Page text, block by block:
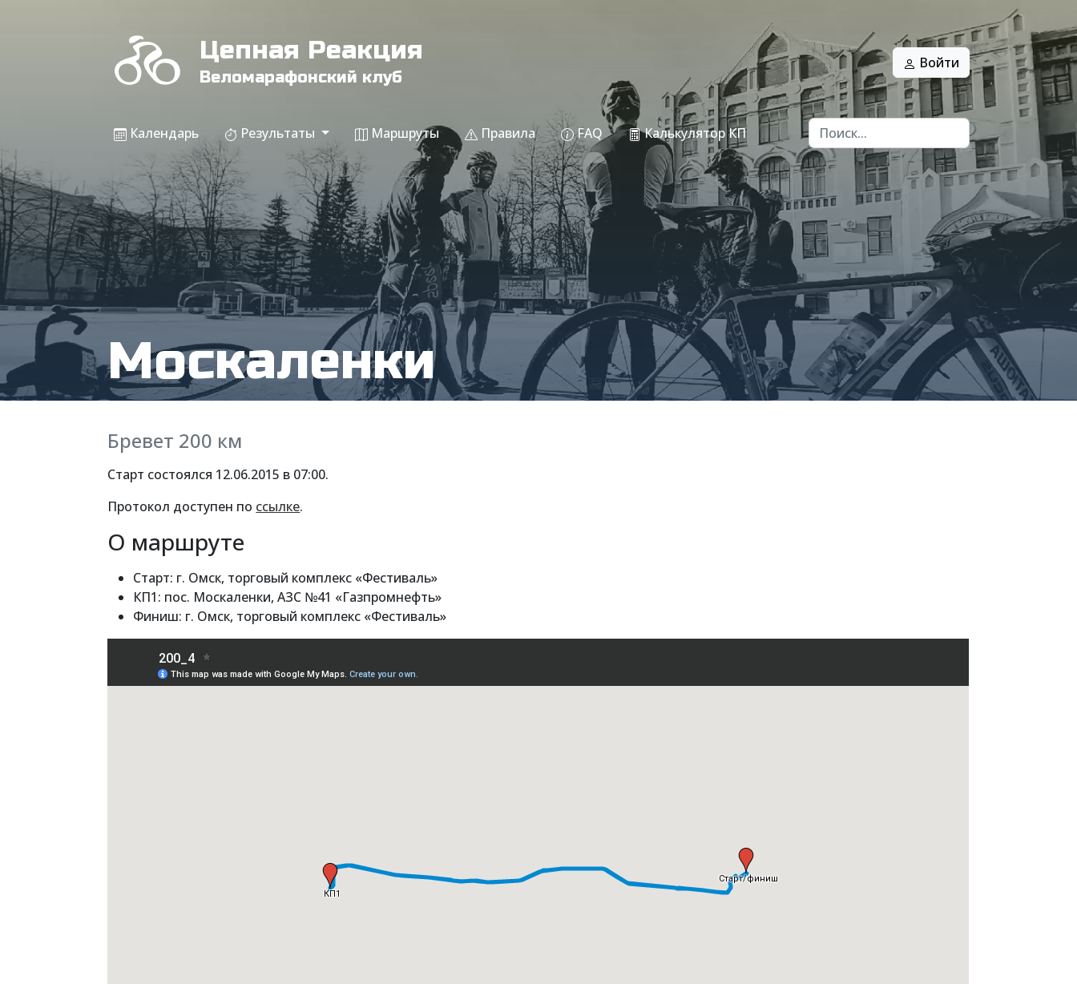
Цепная Реакция
Веломарафонский клуб
Войти
Календарь Результаты Маршруты Правила FAQ Калькулятор КП
Москаленки
Бревет 200 км
Старт состоялся 12.06.2015 в 07:00.
Протокол доступен по ссылке.
О маршруте
Старт: г. Омск, торговый комплекс «Фестиваль»
КП1: пос. Москаленки, АЗС №41 «Газпромнефть»
Финиш: г. Омск, торговый комплекс «Фестиваль»